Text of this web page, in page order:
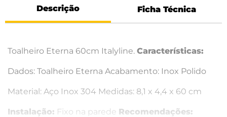
Descrição Ficha Técnica
Toalheiro Eterna 60cm Italyline. Características:
Dados: Toalheiro Eterna Acabamento: Inox Polido
Material: Aço Inox 304 Medidas: 8,1 x 4,4 x 60 cm
Instalação: Fixo na parede Recomendações: